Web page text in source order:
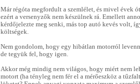
Már régóta megfordult a szemlélet, és mivel évek
ezért a versenyzők nem készülnek rá. Emellett
kérdőjelezte meg senki, más top autó kevés volt,
költségek.
Nem gondolom, hogy egy hibátlan motorról
de tegyük fel, hogy igen.
Akkor még mindig nem világos, hogy miért nem
motort (ha tényleg nem fér el a mérőeszköz a